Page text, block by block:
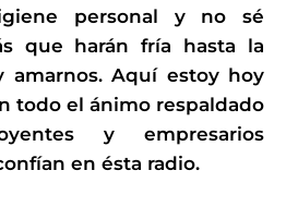
personal y no sé
que harán fría hasta la
amarnos. Aquí estoy hoy
todo el ánimo respaldado
y empresarios
en ésta radio.